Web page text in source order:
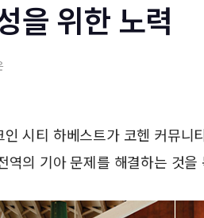
을 위한 노력
시티 하베스트가 코헨 커뮤니
역의 기아 문제를 해결하는 것을